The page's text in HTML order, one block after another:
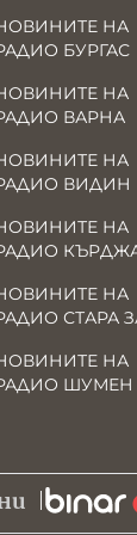
НА
БУРГАС
НА
ВАРНА
НА
ВИДИН
НА
НА
СТАРА
НА
ШУМЕН